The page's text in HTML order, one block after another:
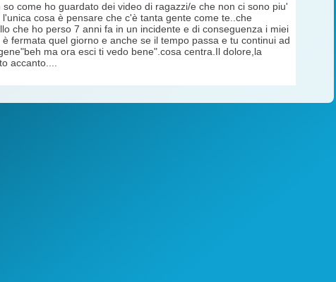
come ho guardato dei video di ragazzi/e che non ci sono piu'
cosa è pensare che c'è tanta gente come te..che
che ho perso 7 anni fa in un incidente e di conseguenza i miei
fermata quel giorno e anche se il tempo passa e tu continui ad
ma ora esci ti vedo bene".cosa centra.Il dolore,la
accanto....